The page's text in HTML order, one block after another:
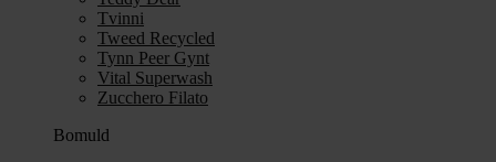
Tvinni
Tweed Recycled
Tynn Peer Gynt
Vital Superwash
Zucchero Filato
Bomuld